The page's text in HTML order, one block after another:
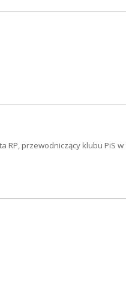
RP, przewodniczący klubu PiS w